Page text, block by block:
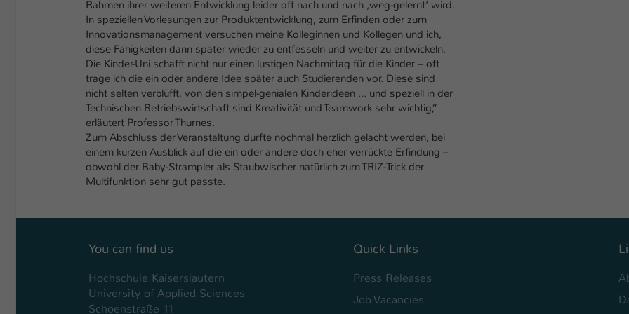
Rahmen ihrer weiteren Entwicklung leider oft nach und nach ‚weg-gelernt‘ wird.
In speziellen Vorlesungen zur Produktentwicklung, zum Erfinden oder zum
Innovationsmanagement versuchen meine Kolleginnen und Kollegen und ich,
diese Fähigkeiten dann später wieder zu entfesseln und weiter zu entwickeln.
Die Kinder-Uni schafft nicht nur einen lustigen Nachmittag für die Kinder – oft
trage ich die ein oder andere Idee später auch Studierenden vor. Diese sind
nicht selten verblüfft, von den simpel-genialen Kinderideen ... und speziell in der
Technischen Betriebswirtschaft sind Kreativität und Teamwork sehr wichtig,“
erläutert Professor Thurnes.
Zum Abschluss der Veranstaltung durfte nochmal herzlich gelacht werden, bei
einem kurzen Ausblick auf die ein oder andere doch eher verrückte Erfindung –
obwohl der Baby-Strampler als Staubwischer natürlich zum TRIZ-Trick der
Multifunktion sehr gut passte.
You can find us
Hochschule Kaiserslautern
University of Applied Sciences
Schoenstraße 11
Quick Links
Press Releases
Job Vacancies
Ihrer vorgenommen Einstellungen, falls der
Webseiten-Betreiber dies eingestellt hat.
Name fe_typo_user / PHPSESSID
Anbieter TYPO3
Dieses Cookie ist ein Standard-Session-Cookie
von TYPO3. Es speichert im Fall eines Intranet-
ihm Zugang zu geschützten Bereichen gewährt.